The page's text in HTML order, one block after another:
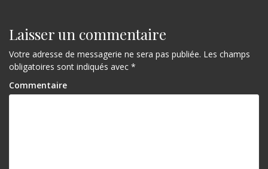
Laisser un commentaire
Votre adresse de messagerie ne sera pas publiée. Les champs
obligatoires sont indiqués avec *
Commentaire